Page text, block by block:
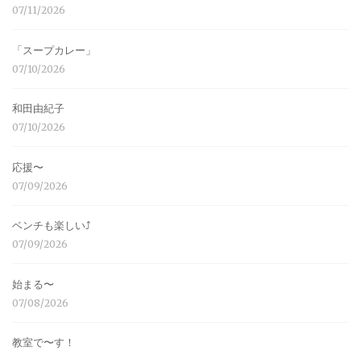
07/11/2026
「スープカレー」
07/10/2026
和田由紀子
07/10/2026
応援〜
07/09/2026
ベンチも楽しい⤴︎
07/09/2026
始まる〜
07/08/2026
教室で〜す！